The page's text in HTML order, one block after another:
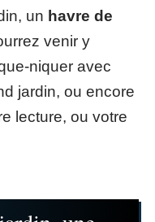
un havre de
venir y
niquer avec
jardin, ou encore
lecture, ou votre